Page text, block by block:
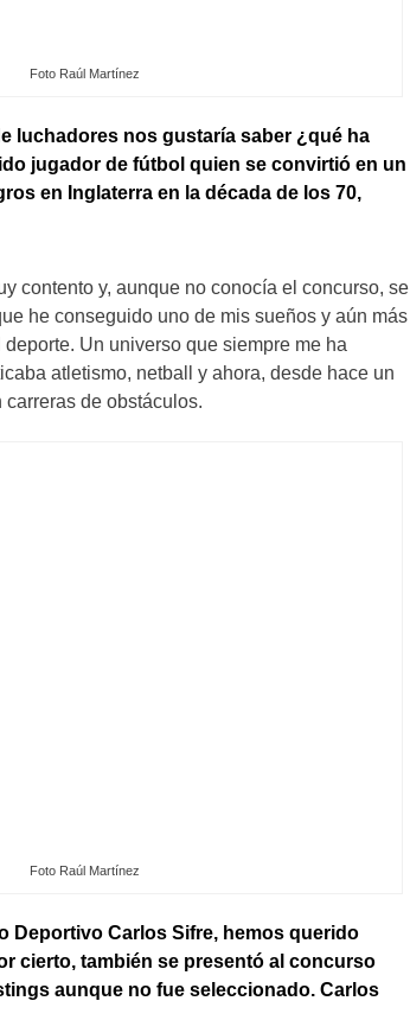
Foto Raúl Martínez
luchadores nos gustaría saber ¿qué ha
jugador de fútbol quien se convirtió en un
en Inglaterra en la década de los 70,
contento y, aunque no conocía el concurso, se
he conseguido uno de mis sueños y aún más
Un universo que siempre me ha
atletismo, netball y ahora, desde hace un
de obstáculos.
Foto Raúl Martínez
Deportivo Carlos Sifre, hemos querido
cierto, también se presentó al concurso
aunque no fue seleccionado. Carlos